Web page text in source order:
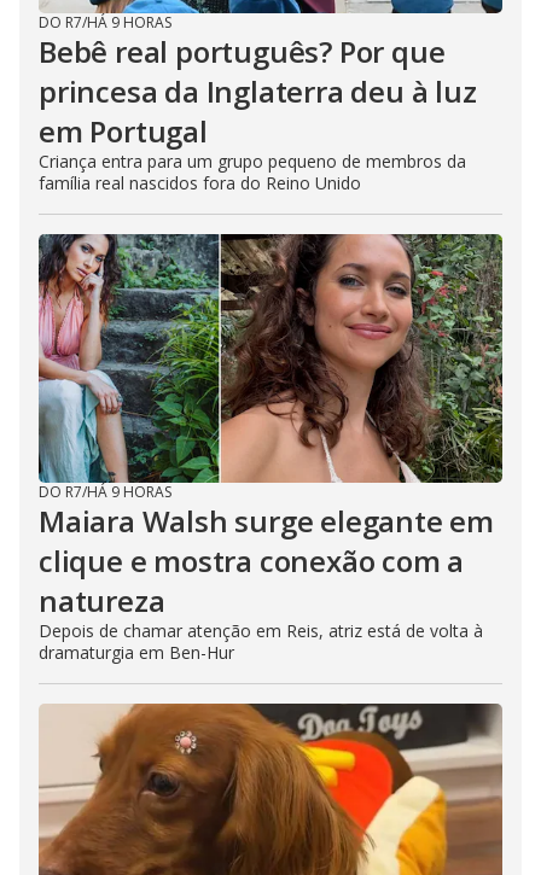
DO R7/HÁ 9 HORAS
Bebê real português? Por que
princesa da Inglaterra deu à luz
em Portugal
Criança entra para um grupo pequeno de membros da
família real nascidos fora do Reino Unido
DO R7/HÁ 9 HORAS
Maiara Walsh surge elegante em
clique e mostra conexão com a
natureza
Depois de chamar atenção em Reis, atriz está de volta à
dramaturgia em Ben-Hur